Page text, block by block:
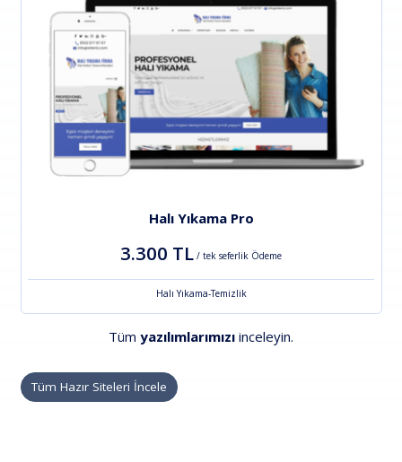
Halı Yıkama Pro
3.300 TL / tek seferlik Ödeme
Halı Yıkama-Temizlik
Tüm yazılımlarımızı inceleyin.
Tüm Hazır Siteleri İncele